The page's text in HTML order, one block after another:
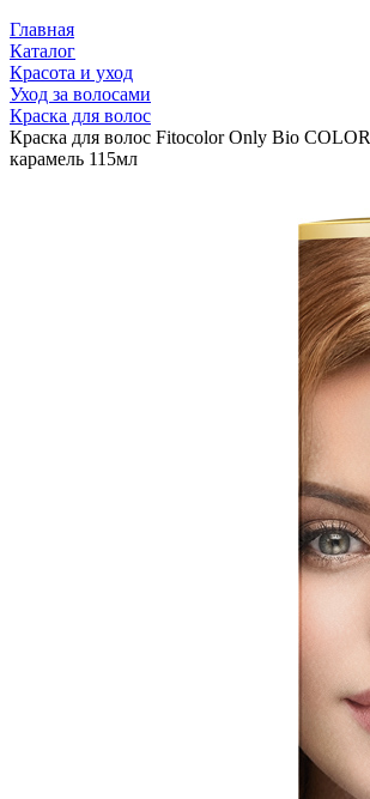
Главная
Каталог
Красота и уход
Уход за волосами
Краска для волос
Краска для волос Fitocolor Only Bio
карамель 115мл